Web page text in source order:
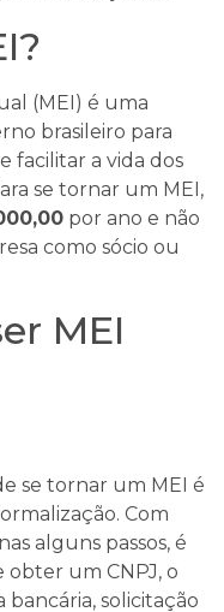
(MEI) é uma
brasileiro para
facilitar a vida dos
se tornar um MEI,
por ano e não
como sócio ou
MEI
se tornar um MEI é
Com
alguns passos, é
obter um CNPJ, o
solicitação